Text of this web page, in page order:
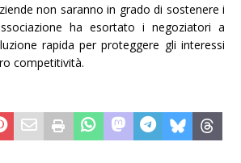
non saranno in grado di sostenere i
ha esortato i negoziatori a
rapida per proteggere gli interessi
competitività.